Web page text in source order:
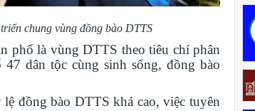
chung vùng đồng bào DTTS
phố là vùng DTTS theo tiêu chí phân
dân tộc cùng sinh sống, đồng bào
đồng bào DTTS khá cao, việc tuyên